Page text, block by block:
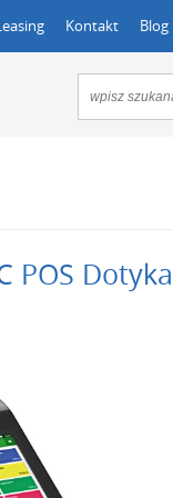
Kontakt Blog
POS